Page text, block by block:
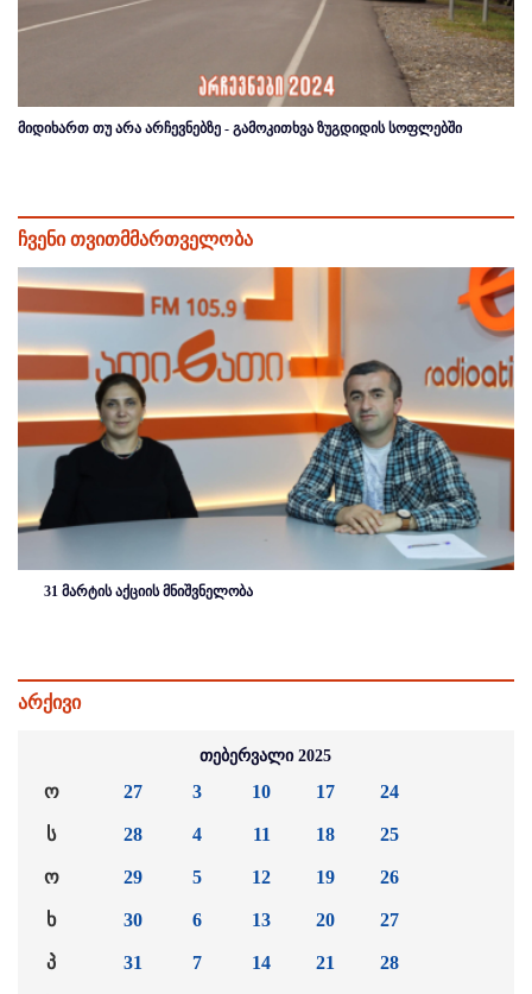
მიდიხართ თუ არა არჩევნებზე - გამოკითხვა ზუგდიდის სოფლებში
ჩვენი თვითმმართველობა
31 მარტის აქციის მნიშვნელობა
არქივი
თებერვალი 2025
ო
ს
ო
ხ
პ
27
28
29
30
31
3
4
5
6
7
10
11
12
13
14
17
18
19
20
21
24
25
26
27
28